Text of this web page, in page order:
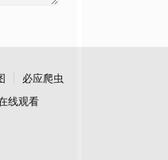
必应爬虫
线观看